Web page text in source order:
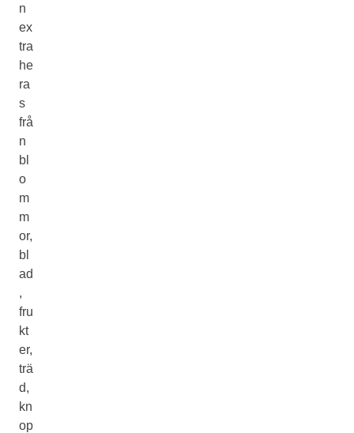
n
ex
tra
he
ra
s
frå
n
bl
o
m
m
or,
bl
ad
,
fru
kt
er,
trä
d,
kn
op